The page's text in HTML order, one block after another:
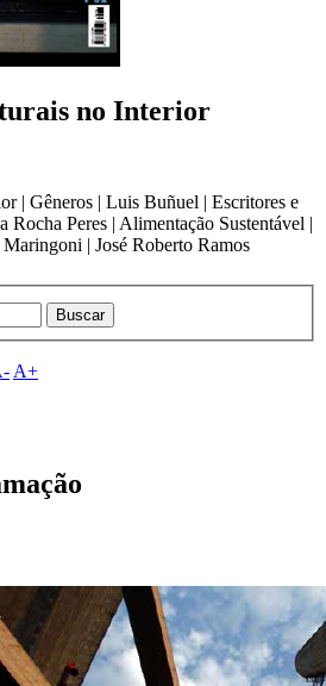
no Interior
| Gêneros | Luis Buñuel | Escritores e
Rocha Peres | Alimentação Sustentável |
| José Roberto Ramos
A+